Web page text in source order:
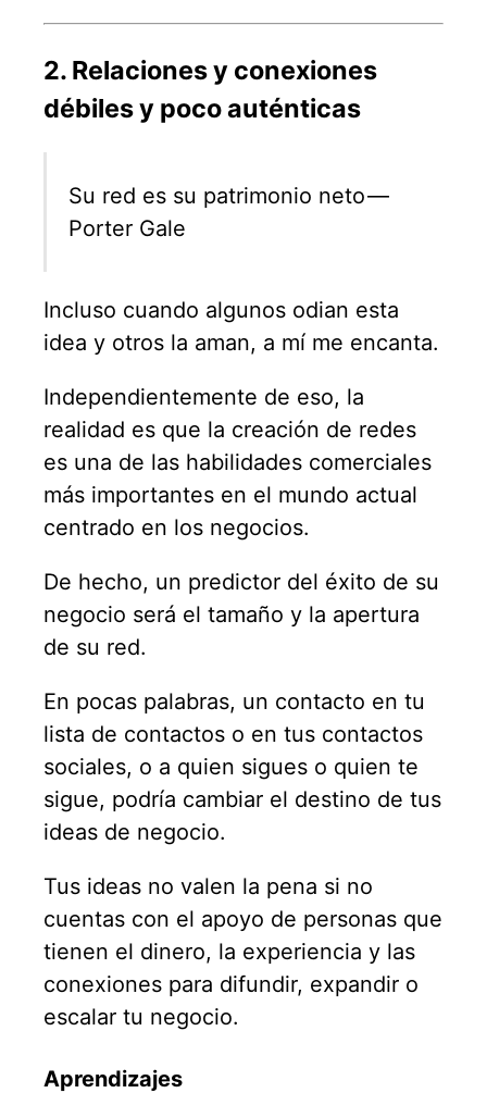
2. Relaciones y conexiones
débiles y poco auténticas
Su red es su patrimonio neto —
Porter Gale
Incluso cuando algunos odian esta
idea y otros la aman, a mí me encanta.
Independientemente de eso, la
realidad es que la creación de redes
es una de las habilidades comerciales
más importantes en el mundo actual
centrado en los negocios.
De hecho, un predictor del éxito de su
negocio será el tamaño y la apertura
de su red.
En pocas palabras, un contacto en tu
lista de contactos o en tus contactos
sociales, o a quien sigues o quien te
sigue, podría cambiar el destino de tus
ideas de negocio.
Tus ideas no valen la pena si no
cuentas con el apoyo de personas que
tienen el dinero, la experiencia y las
conexiones para difundir, expandir o
escalar tu negocio.
Aprendizajes